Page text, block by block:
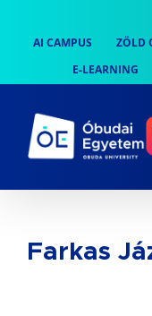
content
AI CAMPUS
ZÖLD
E-LEARNING
Farkas